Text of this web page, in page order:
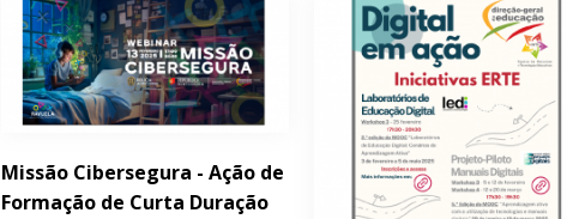
Missão Cibersegura - Ação de
Formação de Curta Duração